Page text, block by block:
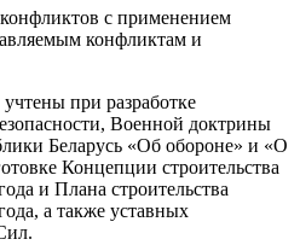
с применением
конфликтам и
при разработке
Военной доктрины
Беларусь «Об обороне» и «О
Концепции строительства
и Плана строительства
а также уставных